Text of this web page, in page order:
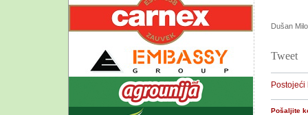
Dušan
Tweet
Postojeći
Pošaljite